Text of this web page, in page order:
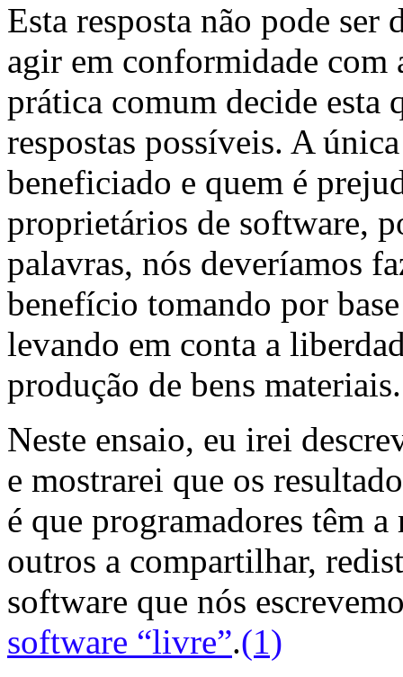
Esta resposta não pode
agir em conformidade com
prática comum decide esta
respostas possíveis. A
beneficiado e quem é
proprietários de software,
palavras, nós deveríamos
benefício tomando por
levando em conta a
produção de bens materiais.
Neste ensaio, eu irei
e mostrarei que os
é que programadores têm
outros a compartilhar,
software que nós
software “livre”.(1)